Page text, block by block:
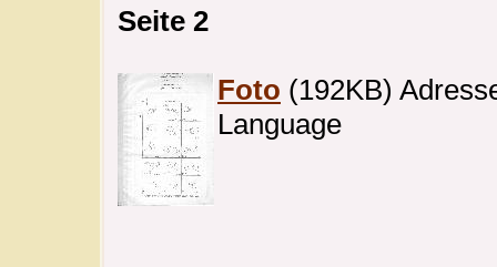
Seite 2
Foto (192KB)
Language